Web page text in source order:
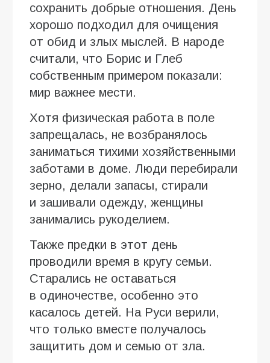
сохранить добрые отношения. День
хорошо подходил для очищения
от обид и злых мыслей. В народе
считали, что Борис и Глеб
собственным примером показали:
мир важнее мести.
Хотя физическая работа в поле
запрещалась, не возбранялось
заниматься тихими хозяйственными
заботами в доме. Люди перебирали
зерно, делали запасы, стирали
и зашивали одежду, женщины
занимались рукоделием.
Также предки в этот день
проводили время в кругу семьи.
Старались не оставаться
в одиночестве, особенно это
касалось детей. На Руси верили,
что только вместе получалось
защитить дом и семью от зла.